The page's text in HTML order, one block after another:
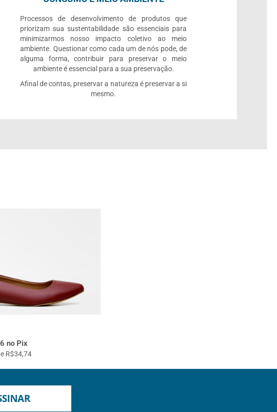
Processos de desenvolvimento de produtos que
priorizam sua sustentabilidade são essenciais para
minimizarmos nosso impacto coletivo ao meio
ambiente. Questionar como cada um de nós pode, de
alguma forma, contribuir para preservar o meio
ambiente é essencial para a sua preservação.
Afinal de contas, preservar a natureza é preservar a si
mesmo.
no Pix
R$34,74